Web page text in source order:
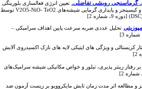
گرماسنجی روبشی تفاضلی. تعیین انرژی فعالسازی بلورینگی
بر مبنای فرمولبندیهای اوزاوا و کیسینجر و پایداری گرمایی شیشه‌های V2O5-NiO- TeO2 توسط
تحلیل عددی ضربه سرعت پایین اهداف سرامیکی –
و ویژگی های اپتیکی لایه های نازک اکسیدروی آلایش
زینتر پذیری، تبلور و خواص مکانیکی شیشه سرامیک‌های
مطالعه‌ اثر مدت زمان تابش مایکروویو بر زیست آزمون ضد